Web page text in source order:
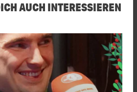
AUCH INTERESSIEREN